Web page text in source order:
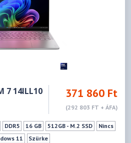
7 14ILL10
371 860 Ft
(292 803 FT + ÁFA)
DDR5 16 GB 512GB - M.2 SSD
Nincs
11
Szürke